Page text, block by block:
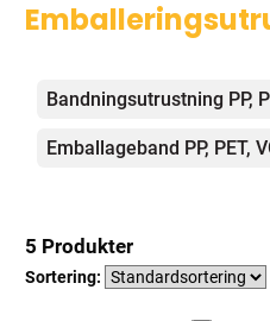
Kategorier
Bandningsutrustning PP,
Emballageband PP, PET,
5 Produkter
Sortering: